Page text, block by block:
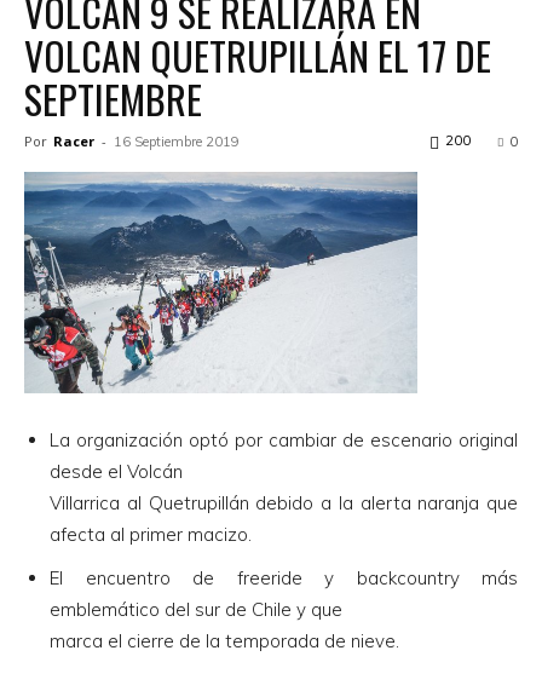
VOLCÁN 9 SE REALIZARÁ EN
VOLCAN QUETRUPILLÁN EL 17 DE
SEPTIEMBRE
Por Racer - 16 Septiembre 2019 0
200
La organización optó por cambiar de escenario original
desde el Volcán
Villarrica al Quetrupillán debido a la alerta naranja que
afecta al primer macizo.
El encuentro de freeride y backcountry más
emblemático del sur de Chile y que
marca el cierre de la temporada de nieve.